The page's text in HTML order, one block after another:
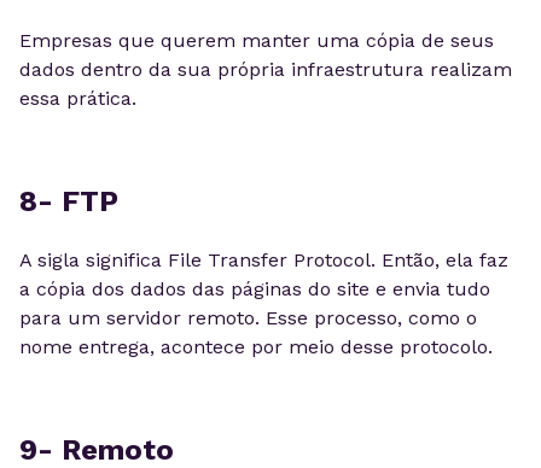
Empresas que querem manter uma cópia de seus
dados dentro da sua própria infraestrutura realizam
essa prática.
8- FTP
A sigla significa File Transfer Protocol. Então, ela faz
a cópia dos dados das páginas do site e envia tudo
para um servidor remoto. Esse processo, como o
nome entrega, acontece por meio desse protocolo.
9- Remoto